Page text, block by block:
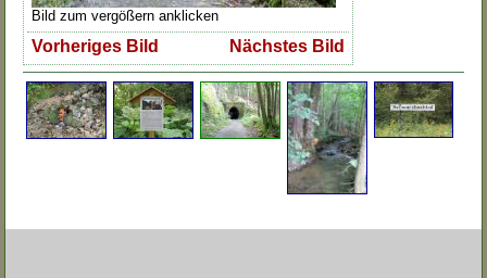
Bild zum vergößern anklicken
Nächstes Bild
Vorheriges Bild